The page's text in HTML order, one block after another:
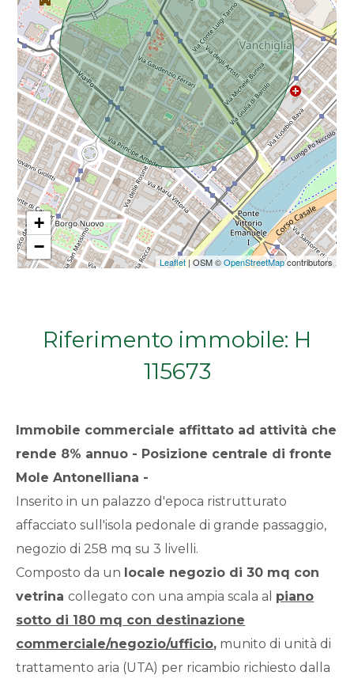
+
−
Leaflet| OSM ©OpenStreetMapcontributors
Riferimento immobile: H
115673
Immobile commerciale affittato ad attività che
rende 8% annuo - Posizione centrale di fronte
Mole Antonelliana -
Inserito in un palazzo d'epoca ristrutturato
affacciato sull'isola pedonale di grande passaggio,
negozio di 258 mq su 3 livelli.
Composto da un locale negozio di 30 mq con
vetrinacollegato con una ampia scala al piano
sotto di 180 mq con destinazione
commerciale/negozio/ufficio, munito di unità di
trattamento aria (UTA) per ricambio richiesto dalla
Da € 5.000.000 a € 10.000.000
Oltre € 10.000.000
Totale
mq
minimi
4
5
5+